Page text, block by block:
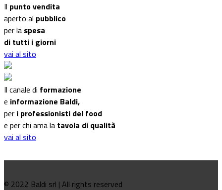
Il punto vendita
aperto al pubblico
per la spesa
di tutti i giorni
vai al sito
Il canale di formazione
e informazione Baldi,
per i professionisti del food
e per chi ama la tavola di qualità
vai al sito
© 2022 Baldi srl | All rights reserved